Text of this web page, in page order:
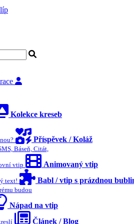
Kolekce kreseb
Příspěvek / Koláž
Báseň, Citát,
vtip Animovaný vtip
text! Babl / vtip s prázdnou
budou
Nápad na vtip
Článek / Blog